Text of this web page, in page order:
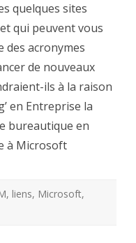
quelques sites
qui peuvent vous
des acronymes
de nouveaux
ils à la raison
en Entreprise la
bureautique en
à Microsoft
, liens, Microsoft,